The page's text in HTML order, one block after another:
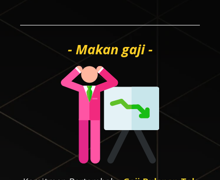
- Makan gaji -